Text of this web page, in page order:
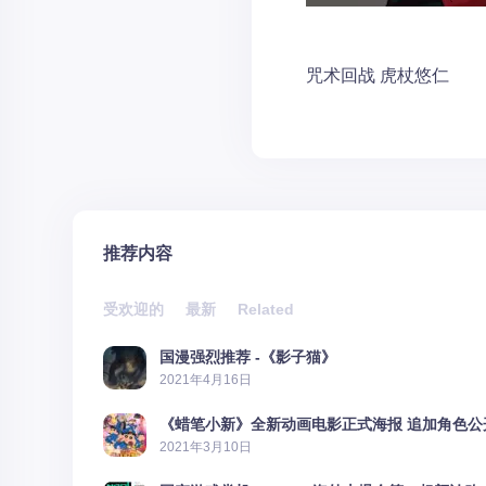
咒术回战 虎杖悠仁
推荐内容
受欢迎的 最新 Related
国漫强烈推荐 -《影子猫》
2021年4月16日
《蜡笔小新》全新动画电影正式海报 追加角色公
2021年3月10日